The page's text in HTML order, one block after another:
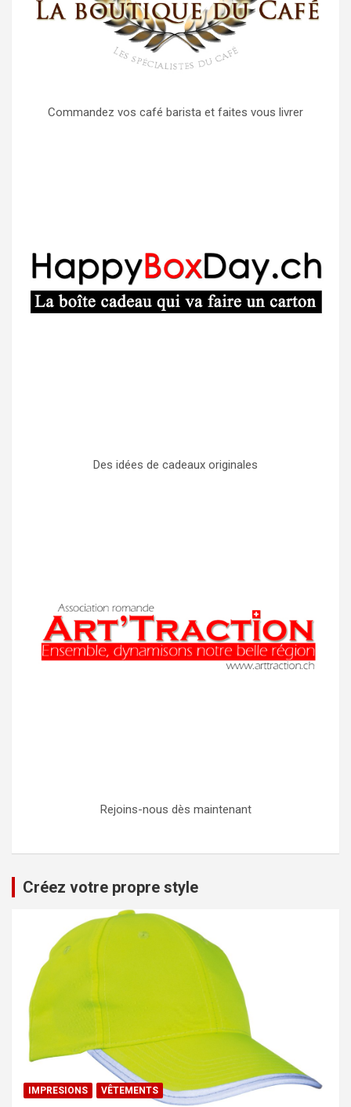
Commandez vos café barista et faites vous livrer
Des idées de cadeaux originales
Rejoins-nous dès maintenant
Créez votre propre style
IMPRESIONS VÊTEMENTS